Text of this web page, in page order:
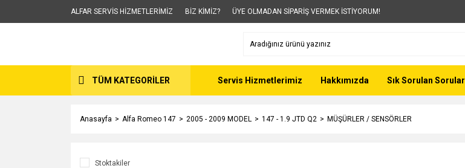
ALFAR SERVİS HİZMETLERİMİZ BİZ KİMİZ? ÜYE OLMADAN SİPARİŞ VERMEK İSTİYORUM!
TÜM KATEGORİLER Servis Hizmetlerimiz Hakkımızda Sık Sorulan Sorular
Anasayfa Alfa Romeo 147 2005 - 2009 MODEL 147 - 1.9 JTD Q2 MÜŞÜRLER / SENSÖRLER
Stoktakiler